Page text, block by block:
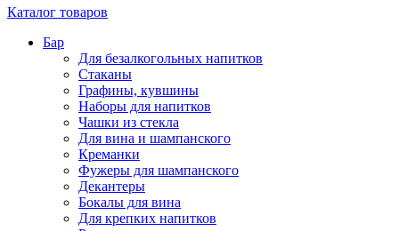
Каталог товаров
Бар
Для безалкогольных напитков
Стаканы
Графины, кувшины
Наборы для напитков
Чашки из стекла
Для вина и шампанского
Креманки
Фужеры для шампанского
Декантеры
Бокалы для вина
Для крепких напитков